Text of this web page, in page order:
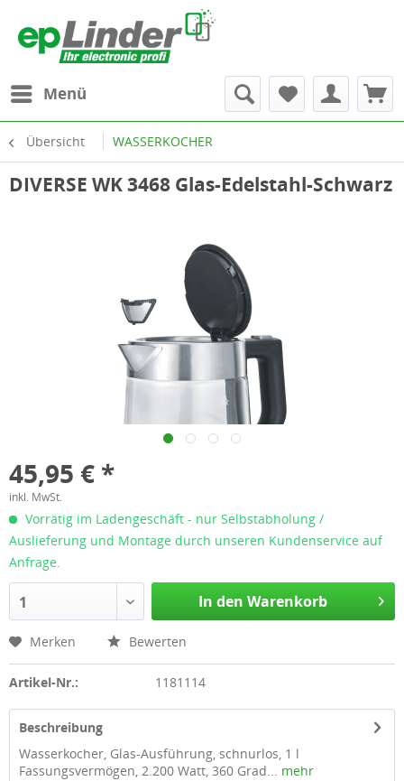
Menü
Übersicht WASSERKOCHER
DIVERSE WK 3468 Glas-Edelstahl-Schwarz
45,95 € *
inkl. MwSt.
Vorrätig im Ladengeschäft - nur Selbstabholung /
Auslieferung und Montage durch unseren Kundenservice auf
Anfrage.
1 In den Warenkorb
Merken Bewerten
Artikel-Nr.: 1181114
Beschreibung
Wasserkocher, Glas-Ausführung, schnurlos, 1 l
Fassungsvermögen, 2.200 Watt, 360 Grad... mehr